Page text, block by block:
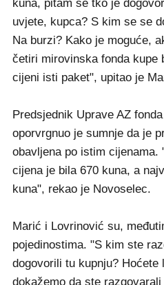
kuna, pitam se tko je
uvjete, kupca? S kim se se
Na burzi? Kako je moguće,
četiri mirovinska fonda kupe
cijeni isti paket", upitao je
Predsjednik Uprave AZ
oporvrgnuo je sumnje da je
obavljena po istim cijenama.
cijena je bila 670 kuna, a
kuna", rekao je Novoselec.
Marić i Lovrinović su,
pojedinostima. "S kim ste
dogovorili tu kupnju? Hoćete
dokažemo da ste